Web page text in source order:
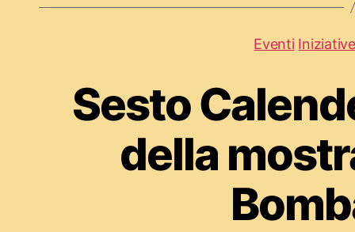
Eventi Iniziative
Sesto
della